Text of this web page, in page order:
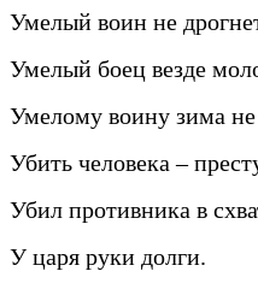
Умелый воин не
Умелый боец везде
Умелому воину зима
Убить человека –
Убил противника в
У царя руки долги.